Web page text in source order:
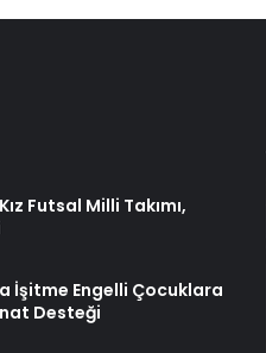
Futsal Milli Takımı,
İşitme Engelli Çocuklara
Desteği